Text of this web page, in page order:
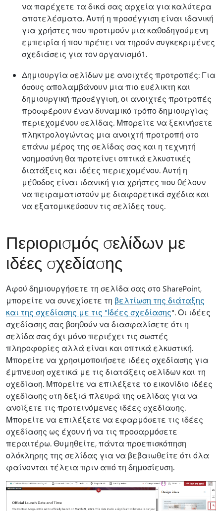
να παρέχετε τα δικά σας αρχεία για καλύτερα
αποτελέσματα. Αυτή η προσέγγιση είναι ιδανική
για χρήστες που προτιμούν μια καθοδηγούμενη
εμπειρία ή που πρέπει να τηρούν συγκεκριμένες
σχεδιάσεις για τον οργανισμό1.
Δημιουργία σελίδων με ανοιχτές προτροπές: Για
όσους απολαμβάνουν μια πιο ευέλικτη και
δημιουργική προσέγγιση, οι ανοιχτές προτροπές
προσφέρουν έναν δυναμικό τρόπο δημιουργίας
περιεχομένου σελίδας. Μπορείτε να ξεκινήσετε
πληκτρολογώντας μια ανοιχτή προτροπή στο
επάνω μέρος της σελίδας σας και η τεχνητή
νοημοσύνη θα προτείνει οπτικά ελκυστικές
διατάξεις και ιδέες περιεχομένου. Αυτή η
μέθοδος είναι ιδανική για χρήστες που θέλουν
να πειραματιστούν με διαφορετικά σχέδια και
να εξατομικεύσουν τις σελίδες τους.
Περιορισμός σελίδων με
ιδέες σχεδίασης
Αφού δημιουργήσετε τη σελίδα σας στο SharePoint,
μπορείτε να συνεχίσετε τη βελτίωση της διάταξης
και της σχεδίασης με τις "Ιδέες σχεδίασης". Οι ιδέες
σχεδίασης σας βοηθούν να διασφαλίσετε ότι η
σελίδα σας όχι μόνο περιέχει τις σωστές
πληροφορίες αλλά είναι και οπτικά ελκυστική.
Μπορείτε να χρησιμοποιήσετε ιδέες σχεδίασης για
έμπνευση σχετικά με τις διατάξεις σελίδων και τη
σχεδίαση. Μπορείτε να επιλέξετε το εικονίδιο ιδέες
σχεδίασης στη δεξιά πλευρά της σελίδας για να
ανοίξετε τις προτεινόμενες ιδέες σχεδίασης.
Μπορείτε να επιλέξετε να εφαρμόσετε τις ιδέες
σχεδίασης ως έχουν ή να τις προσαρμόσετε
περαιτέρω. Θυμηθείτε, πάντα προεπισκόπηση
ολόκληρης της σελίδας για να βεβαιωθείτε ότι όλα
φαίνονται τέλεια πριν από τη δημοσίευση.